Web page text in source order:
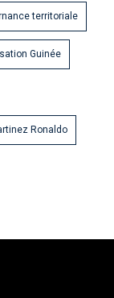
territoriale
Guinée
Ronaldo